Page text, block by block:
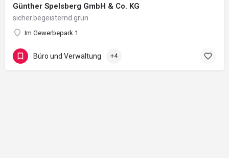
Günther Spelsberg GmbH & Co. KG
sicher.begeisternd.grün
Im Gewerbepark 1
Büro und Verwaltung +4